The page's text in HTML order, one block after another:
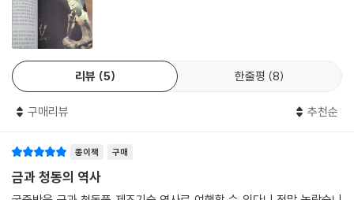
우리는 이 책을 통해 두 점의 반가사유상을 만난다는 것이 단지 '사유의
방'이라는 공간에 국한되지 않음을 알게 된다. ‘사유의 방’으로 다가가는 과
정을 400페이지가 넘는 책에 담은 것은 두 점의 금동반가사유상을 제대
로 만나기 위한 일종의 준비이자 예의다. 1300여 년 전에 등장한 반가사유
상! 그리고 그것의 탄생을 위해 준비된 더 많은 시간을 추스르기에는 이 책
위한 동반자가 되어줄 것이다.
그 어느 때보다 재밌고 뜻깊은 국립중앙박물관 여행을 위해 여러분을 초대
한다.
리뷰 5 한줄평 8
구매리뷰 추천순
종이책 구매
금과 청동의 역사